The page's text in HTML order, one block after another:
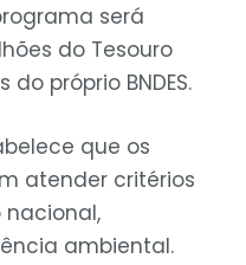
será
do Tesouro
do próprio BNDES.
que os
atender critérios
ambiental.